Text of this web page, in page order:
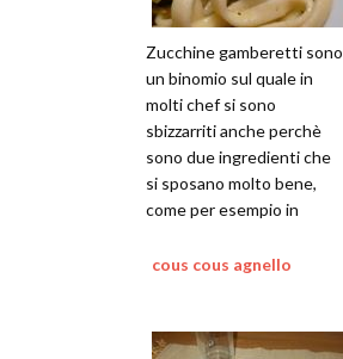
Zucchine gamberetti sono
un binomio sul quale in
molti chef si sono
sbizzarriti anche perchè
sono due ingredienti che
si sposano molto bene,
come per esempio in
cous cous agnello